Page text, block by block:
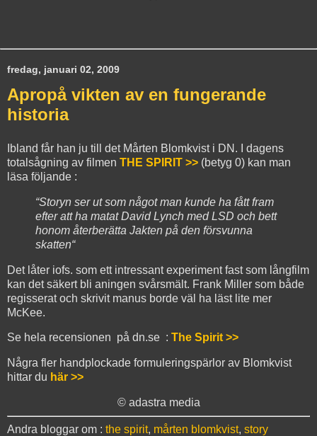
fredag, januari 02, 2009
Apropå vikten av en fungerande
historia
Ibland får han ju till det Mårten Blomkvist i DN. I dagens
totalsågning av filmen THE SPIRIT >> (betyg 0) kan man
läsa följande :
“Storyn ser ut som något man kunde ha fått fram
efter att ha matat David Lynch med LSD och bett
honom återberätta Jakten på den försvunna
skatten“
Det låter iofs. som ett intressant experiment fast som långfilm
kan det säkert bli aningen svårsmält. Frank Miller som både
regisserat och skrivit manus borde väl ha läst lite mer
McKee.
Se hela recensionen på dn.se : The Spirit >>
Några fler handplockade formuleringspärlor av Blomkvist
hittar du här >>
© adastra media
Andra bloggar om : the spirit, mårten blomkvist, story